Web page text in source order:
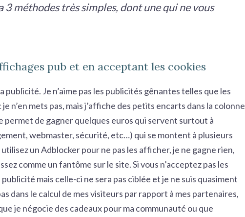
3 méthodes très simples, dont une qui ne vous
pub et en acceptant les cookies
Je n’aime pas les publicités gênantes telles que les
n’en mets pas, mais j’affiche des petits encarts dans la colonne
permet de gagner quelques euros qui servent surtout à
webmaster, sécurité, etc…) qui se montent à plusieurs
un Adblocker pour ne pas les afficher, je ne gagne rien,
comme un fantôme sur le site. Si vous n’acceptez pas les
mais celle-ci ne sera pas ciblée et je ne suis quasiment
dans le calcul de mes visiteurs par rapport à mes partenaires,
je négocie des cadeaux pour ma communauté ou que